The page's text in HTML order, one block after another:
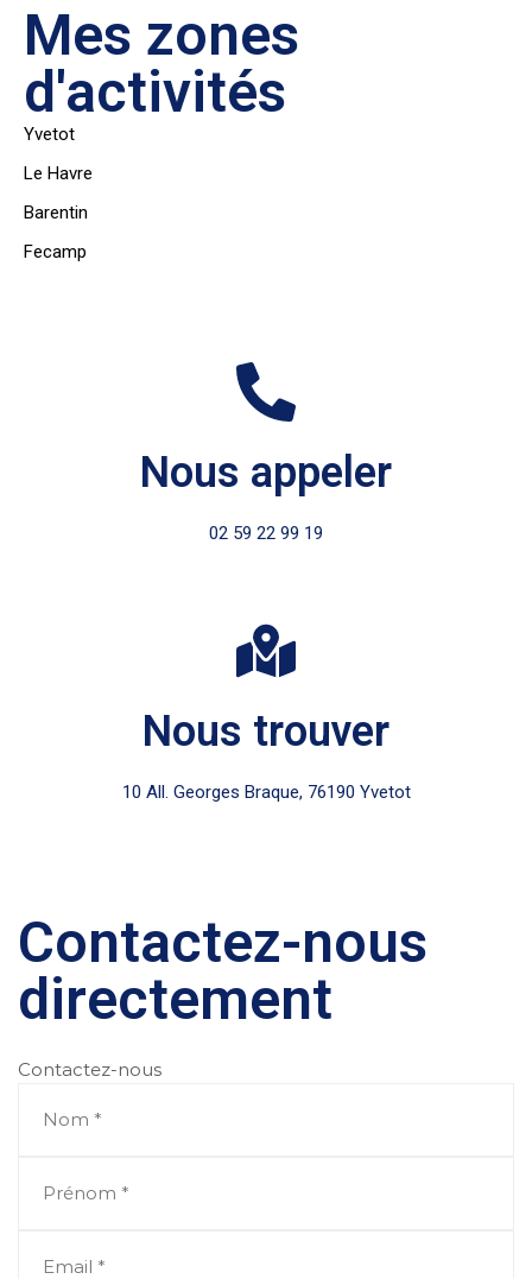
Mes zones
d'activités
Yvetot
Le Havre
Barentin
Fecamp
Nous appeler
02 59 22 99 19
Nous trouver
10 All. Georges Braque, 76190 Yvetot
Contactez-nous
directement
Contactez-nous